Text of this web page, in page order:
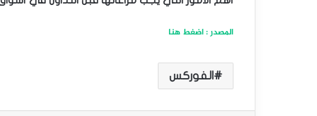
المصدر : اضغط هنا
الفوركس